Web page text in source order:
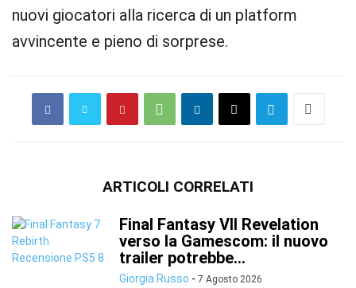
nuovi giocatori alla ricerca di un platform
avvincente e pieno di sorprese.
ARTICOLI CORRELATI
Final Fantasy VII Revelation
verso la Gamescom: il nuovo
trailer potrebbe...
Giorgia Russo - 7 Agosto 2026